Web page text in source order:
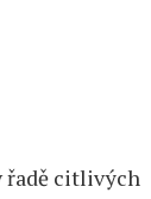
řadě citlivých